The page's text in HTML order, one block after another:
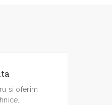
si oferim